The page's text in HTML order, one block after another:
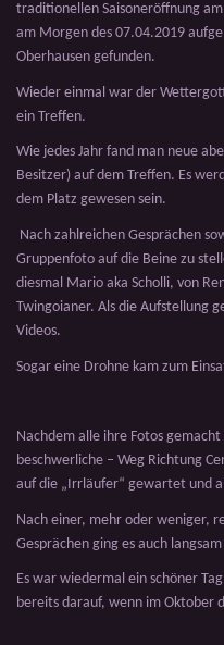
traditionellen Saisoneröffnung
am Morgen des 07.04.2019
Oberhausen gefunden.
Wieder einmal war der
ein Treffen.
Wie jedes Jahr fand man neue
Besitzer) auf dem Treffen. Es
dem Platz gewesen sein.
Nach zahlreichen Gesprächen
Gruppenfoto auf die Beine zu
diesmal Mario aka Scholli, von
Twingoianer. Als die Aufstellung
Videos.
Sogar eine Drohne kam zum
Nachdem alle ihre Fotos
beschwerliche – Weg Richtung
auf die „Irrläufer“ gewartet und
Nach einer, mehr oder weniger,
Gesprächen ging es auch
Es war wiedermal ein schöner
bereits darauf, wenn im Oktober